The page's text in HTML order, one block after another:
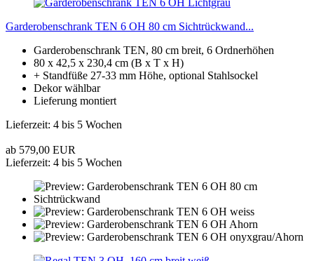
Garderobenschrank TEN 6 OH 80 cm Sichtrückwand...
Garderobenschrank TEN, 80 cm breit, 6 Ordnerhöhen
80 x 42,5 x 230,4 cm (B x T x H)
+ Standfüße 27-33 mm Höhe, optional Stahlsockel
Dekor wählbar
Lieferung montiert
Lieferzeit: 4 bis 5 Wochen
ab 579,00 EUR
Lieferzeit: 4 bis 5 Wochen